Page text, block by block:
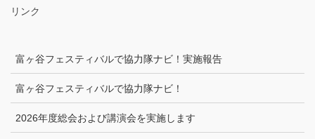
リンク
富ヶ谷フェスティバルで協力隊ナビ！実施報告
富ヶ谷フェスティバルで協力隊ナビ！
2026年度総会および講演会を実施します